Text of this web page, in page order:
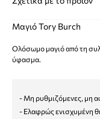
Μαγιό Tory Burch
Ολόσωμο μαγιό από τη
ύφασμα.
- Μη ρυθμιζόμενες, μη
- Ελαφρώς ενισχυμένη